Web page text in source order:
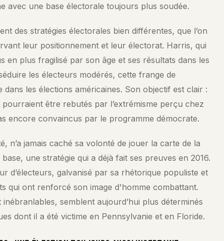
QUESTIONS FRÉQUENTES
avec une base électorale toujours plus soudée.
des stratégies électorales bien différentes, que l’on
leur positionnement et leur électorat. Harris, qui
en plus fragilisé par son âge et ses résultats dans les
les électeurs modérés, cette frange de
dans les élections américaines. Son objectif est clair :
être rebutés par l’extrémisme perçu chez
encore convaincus par le programme démocrate.
n’a jamais caché sa volonté de jouer la carte de la
une stratégie qui a déjà fait ses preuves en 2016.
d’électeurs, galvanisé par sa rhétorique populiste et
qui ont renforcé son image d'homme combattant.
semblent aujourd’hui plus déterminés
dont il a été victime en Pennsylvanie et en Floride.